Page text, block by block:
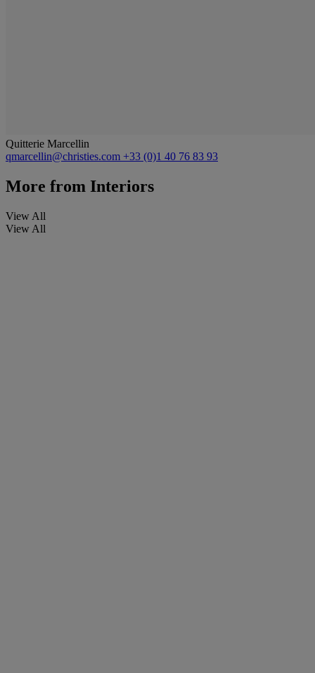
Quitterie Marcellin
qmarcellin@christies.com +33 (0)1 40 76 83 93
More from Interiors
View All
View All